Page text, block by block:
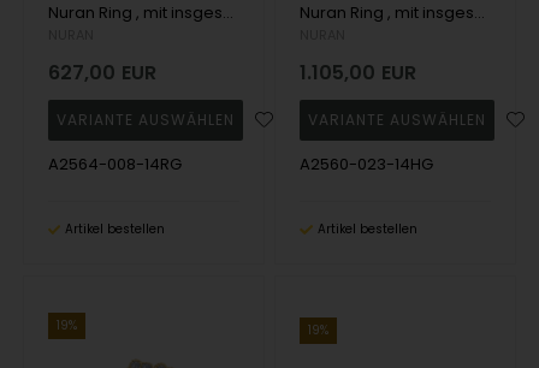
Nuran Ring , mit insgesamt 0,08 ct Wesselton SI
627,00 EUR
A2564-008-14RG
Artikel bestellen
Nuran Ring , mit insgesamt 0,23 ct Wesselton SI
1.105,00 EUR
A2560-023-14HG
Artikel bestellen
19% 19%